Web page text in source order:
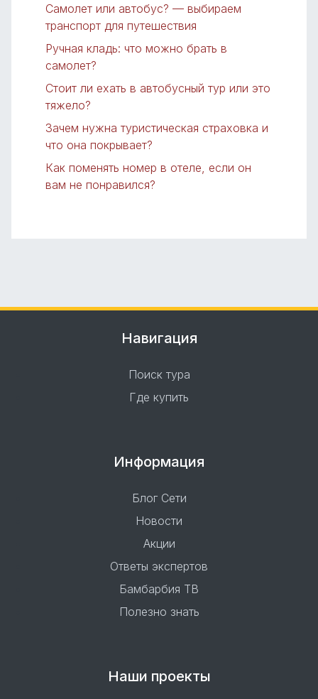
Самолет или автобус? — выбираем
транспорт для путешествия
Ручная кладь: что можно брать в
самолет?
Стоит ли ехать в автобусный тур или это
тяжело?
Зачем нужна туристическая страховка и
что она покрывает?
Как поменять номер в отеле, если он
вам не понравился?
Навигация
Поиск тура
Где купить
Информация
Блог Сети
Новости
Акции
Ответы экспертов
Бамбарбия ТВ
Полезно знать
Наши проекты